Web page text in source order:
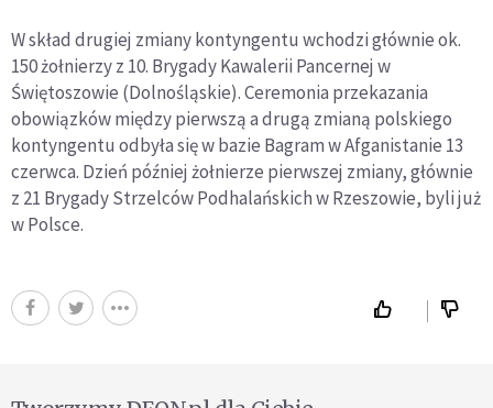
W skład drugiej zmiany kontyngentu wchodzi głównie ok.
150 żołnierzy z 10. Brygady Kawalerii Pancernej w
Świętoszowie (Dolnośląskie). Ceremonia przekazania
obowiązków między pierwszą a drugą zmianą polskiego
kontyngentu odbyła się w bazie Bagram w Afganistanie 13
czerwca. Dzień później żołnierze pierwszej zmiany, głównie
z 21 Brygady Strzelców Podhalańskich w Rzeszowie, byli już
w Polsce.